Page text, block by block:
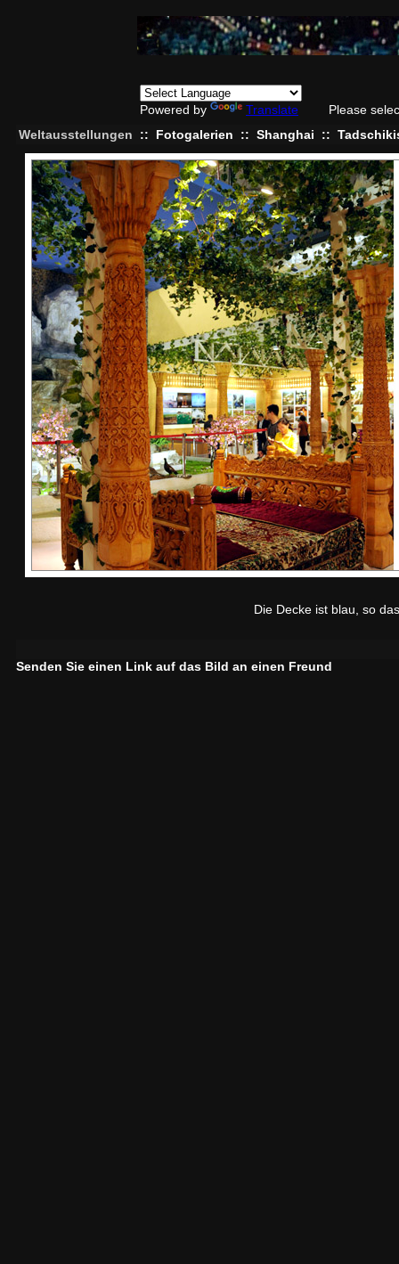
Powered by Translate
Please
Weltausstellungen
:: Fotogalerien :: Shanghai ::
Die Decke ist blau, so
Senden Sie einen Link auf das Bild an einen Freund